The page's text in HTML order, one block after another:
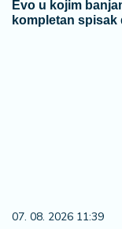
Evo u kojim
kompletan
07. 08. 2026 11:39